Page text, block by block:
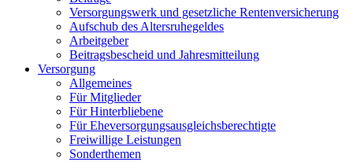
Versorgungswerk und gesetzliche Rentenversicherung
Aufschub des Altersruhegeldes
Arbeitgeber
Beitragsbescheid und Jahresmitteilung
Versorgung
Allgemeines
Für Mitglieder
Für Hinterbliebene
Für Eheversorgungsausgleichsberechtigte
Freiwillige Leistungen
Sonderthemen